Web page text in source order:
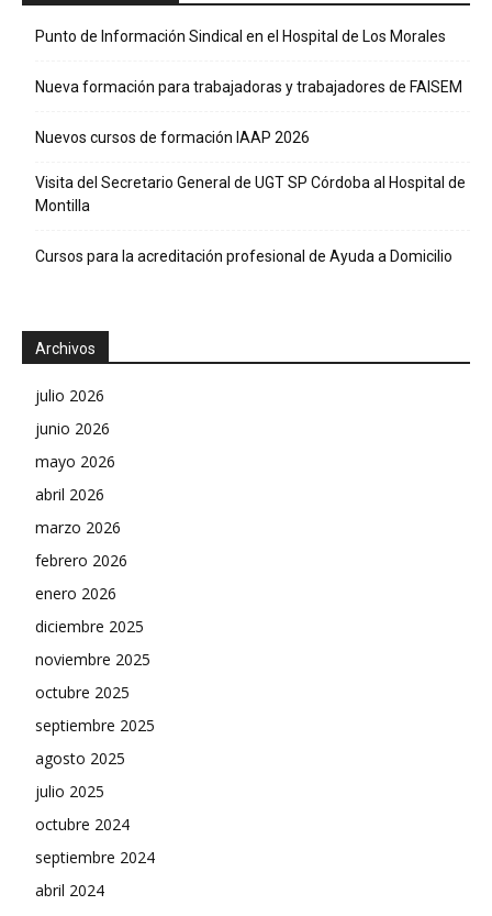
Punto de Información Sindical en el Hospital de Los Morales
Nueva formación para trabajadoras y trabajadores de FAISEM
Nuevos cursos de formación IAAP 2026
Visita del Secretario General de UGT SP Córdoba al Hospital de
Montilla
Cursos para la acreditación profesional de Ayuda a Domicilio
Archivos
julio 2026
junio 2026
mayo 2026
abril 2026
marzo 2026
febrero 2026
enero 2026
diciembre 2025
noviembre 2025
octubre 2025
septiembre 2025
agosto 2025
julio 2025
octubre 2024
septiembre 2024
abril 2024